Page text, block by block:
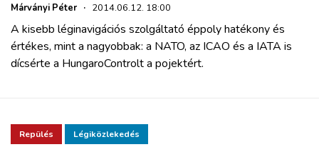
Márványi Péter · 2014.06.12. 18:00
A kisebb léginavigációs szolgáltató éppoly hatékony és
értékes, mint a nagyobbak: a NATO, az ICAO és a IATA is
dícsérte a HungaroControlt a pojektért.
Repülés Légiközlekedés